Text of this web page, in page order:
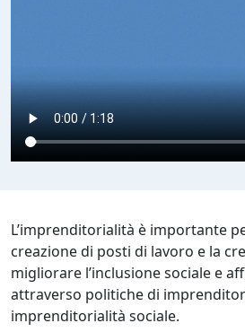
L’imprenditorialità è importante
creazione di posti di lavoro e la
migliorare l’inclusione sociale e
attraverso politiche di
imprenditorialità sociale.